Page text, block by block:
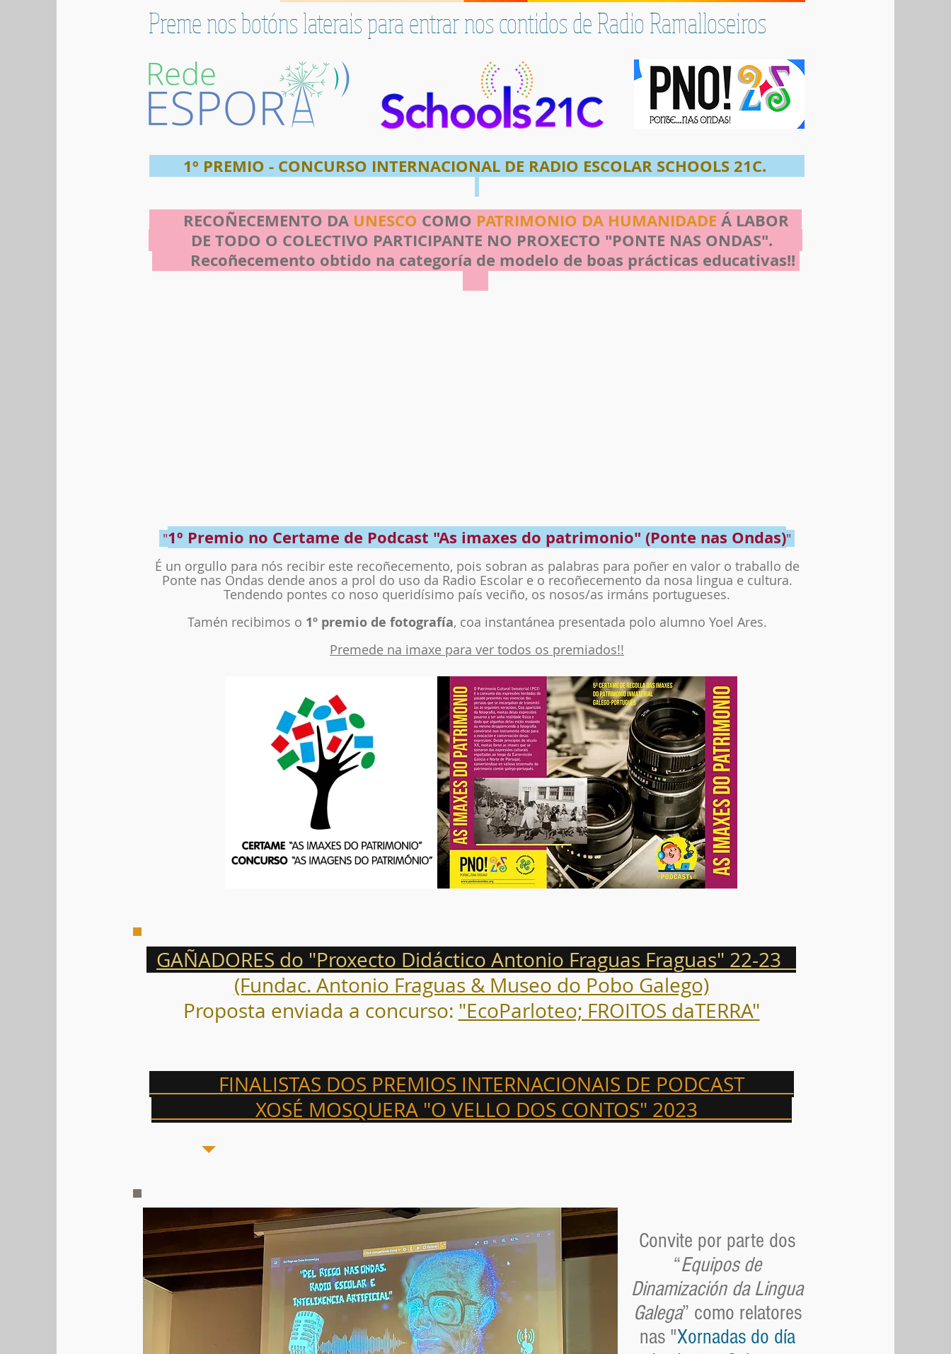
Preme nos botóns laterais para entrar nos contidos de Radio Ramalloseiros
1º PREMIO - CONCURSO INTERNACIONAL DE RADIO ESCOLAR SCHOOLS 21C.
RECOÑECEMENTO DA UNESCO COMO PATRIMONIO DA HUMANIDADE Á LABOR
DE TODO O COLECTIVO PARTICIPANTE NO PROXECTO "PONTE NAS ONDAS".
Recoñecemento obtido na categoría de modelo de boas prácticas educativas!!
"1º Premio no Certame de Podcast "As imaxes do patrimonio" (Ponte nas Ondas)"
É un orgullo para nós recibir este recoñecemento, pois sobran as palabras para poñer en valor o traballo de
Ponte nas Ondas dende anos a prol do uso da Radio Escolar e o recoñecemento da nosa lingua e cultura.
Tendendo pontes co noso queridísimo país veciño, os nosos/as irmáns portugueses.
Tamén recibimos o 1º premio de fotografía, coa instantánea presentada polo alumno Yoel Ares.
Premede na imaxe para ver todos os premiados!!
GAÑADORES do "Proxecto Didáctico Antonio Fraguas Fraguas" 22-23
(Fundac. Antonio Fraguas & Museo do Pobo Galego)
Proposta enviada a concurso: "EcoParloteo; FROITOS daTERRA"
FINALISTAS DOS PREMIOS INTERNACIONAIS DE PODCAST
XOSÉ MOSQUERA "O VELLO DOS CONTOS" 2023
Convite por parte dos
“Equipos de
Dinamización da Lingua
Galega” como relatores
nas "Xornadas do día